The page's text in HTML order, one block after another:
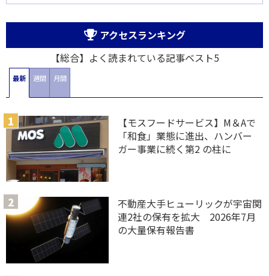
アクセスランキング
【総合】よく読まれている記事ベスト5
最新 週間 月間
【モスフードサービス】M＆Aで
「和食」業態に進出、ハンバー
ガー事業に続く第2 の柱に
不動産大手ヒューリックが宇宙関
連2社の保有を拡大 2026年7月
の大量保有報告書